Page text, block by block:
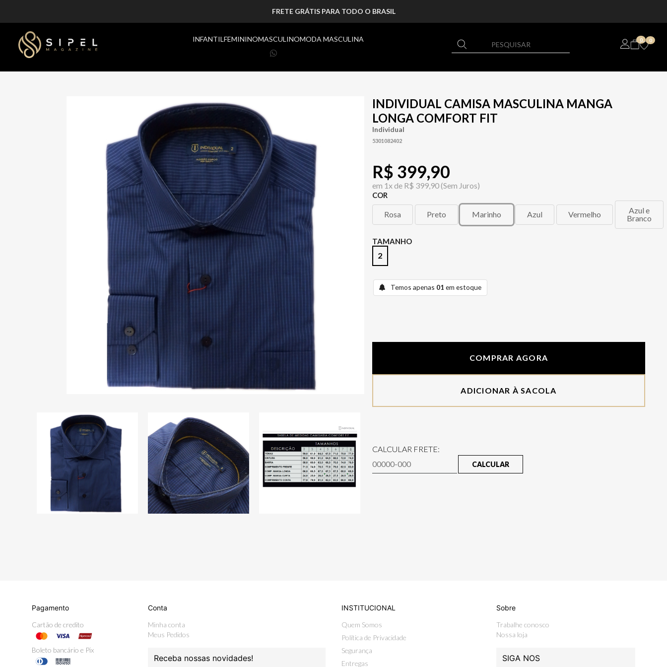
FRETE GRÁTIS PARA TODO O BRASIL
INFANTILFEMININOMASCULINOMODA MASCULINA 0 0
INDIVIDUAL CAMISA MASCULINA MANGA
LONGA COMFORT FIT
Individual
5301082402
R$ 399,90
em 1x de R$ 399,90(Sem Juros)
COR
Rosa Preto Marinho Azul Vermelho
Azul e
Branco
TAMANHO
2
Temos apenas 01 em estoque
COMPRAR AGORA
ADICIONAR À SACOLA
CALCULAR FRETE:
CALCULAR
Pagamento
Cartão de credito
Boleto bancário e Pix
Conta
Minha conta
Meus Pedidos
Receba nossas novidades!
INSTITUCIONAL
Quem Somos
Política de Privacidade
Segurança
Entregas
Sobre
Trabalhe conosco
Nossa loja
SIGA NOS